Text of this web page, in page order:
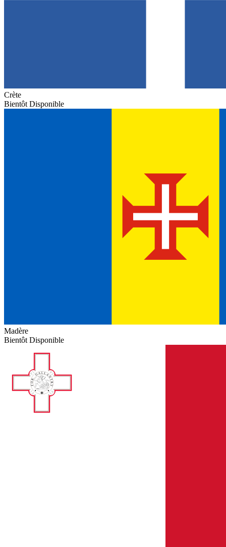
Crète
Bientôt Disponible
Madère
Bientôt Disponible